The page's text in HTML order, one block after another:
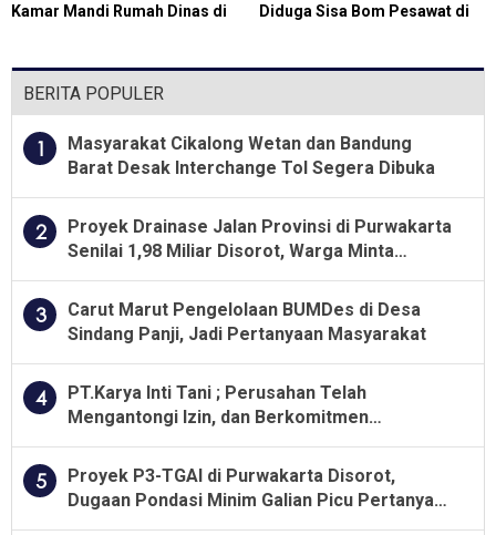
Kamar Mandi Rumah Dinas di
Diduga Sisa Bom Pesawat di
BERITA POPULER
1
Masyarakat Cikalong Wetan dan Bandung
Barat Desak Interchange Tol Segera Dibuka
2
Proyek Drainase Jalan Provinsi di Purwakarta
Senilai 1,98 Miliar Disorot, Warga Minta
3
Carut Marut Pengelolaan BUMDes di Desa
Sindang Panji, Jadi Pertanyaan Masyarakat
4
PT.Karya Inti Tani ; Perusahan Telah
Mengantongi Izin, dan Berkomitmen
5
Proyek P3-TGAI di Purwakarta Disorot,
Dugaan Pondasi Minim Galian Picu Pertanyaan